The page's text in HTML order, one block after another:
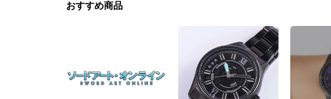
おすすめ商品